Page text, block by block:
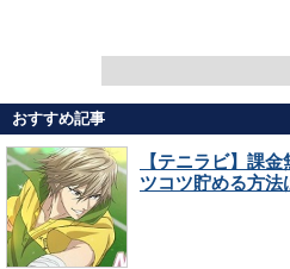
おすすめ記事
【テニラビ】課
ツコツ貯める方法